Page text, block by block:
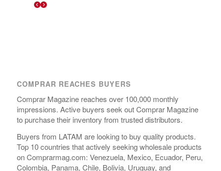
COMPRAR REACHES BUYERS
Comprar Magazine reaches over 100,000 monthly
impressions. Active buyers seek out Comprar Magazine
to purchase their inventory from trusted distributors.
Buyers from LATAM are looking to buy quality products.
Top 10 countries that actively seeking wholesale products
on Comprarmag.com: Venezuela, Mexico, Ecuador, Peru,
Colombia, Panama, Chile, Bolivia, Uruguay, and